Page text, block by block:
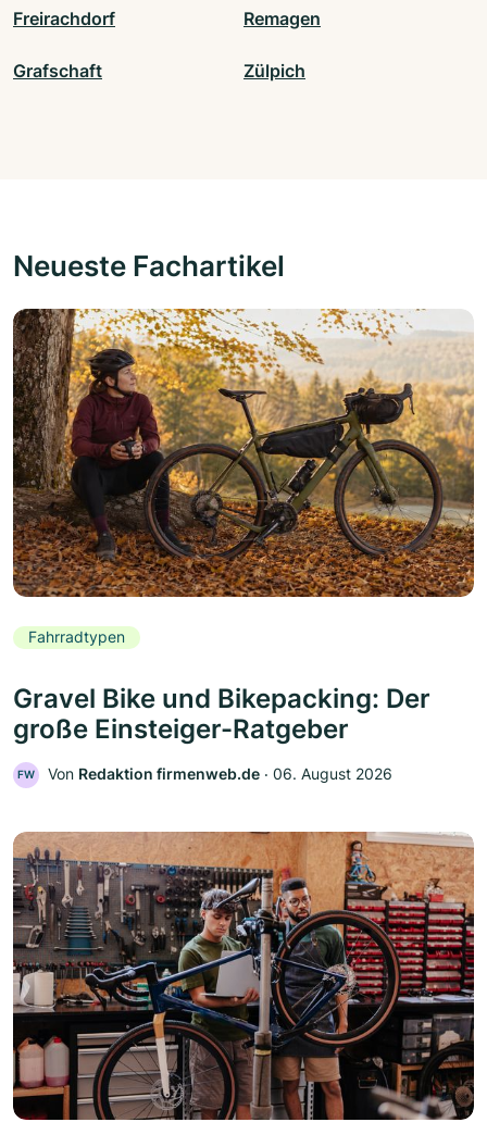
Freirachdorf Remagen
Grafschaft Zülpich
Neueste Fachartikel
Fahrradtypen
Gravel Bike und Bikepacking: Der
große Einsteiger-Ratgeber
FW Von Redaktion firmenweb.de ‧ 06. August 2026